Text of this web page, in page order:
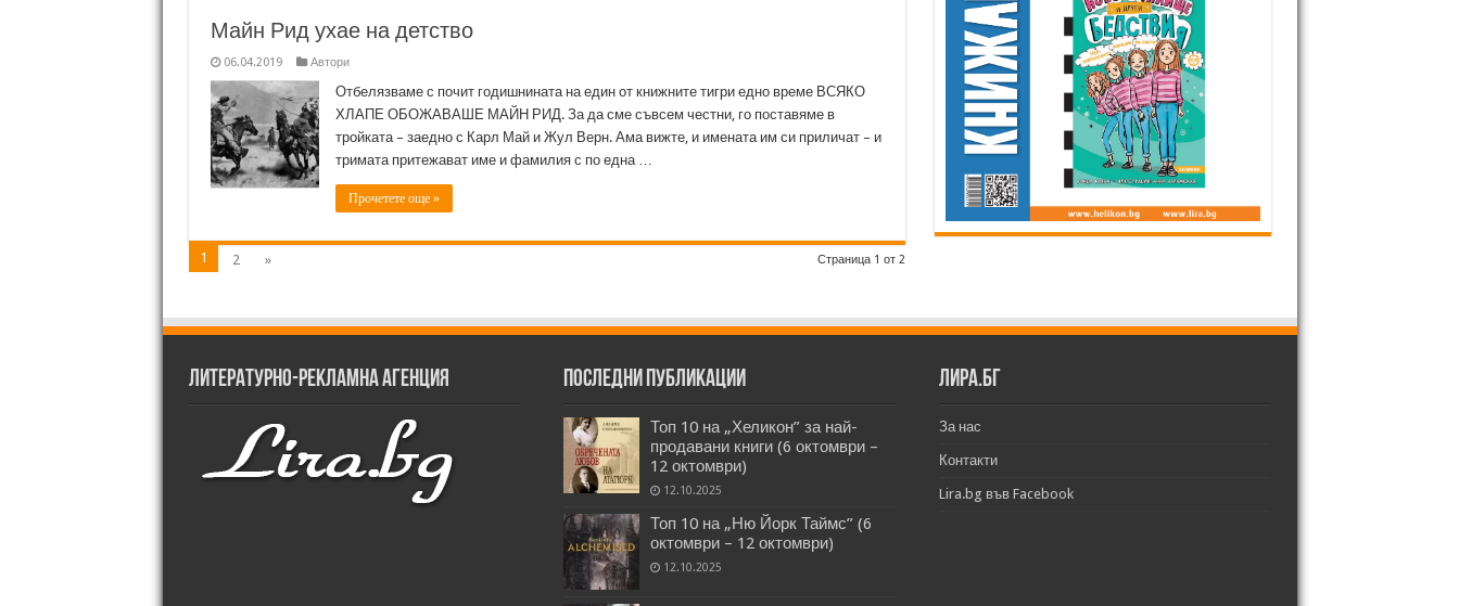
Майн Рид ухае на детство
06.04.2019 Автори
Отбелязваме с почит годишнината на един от книжните тигри едно време ВСЯКО
ХЛАПЕ ОБОЖАВАШЕ МАЙН РИД. За да сме съвсем честни, го поставяме в
тройката – заедно с Карл Май и Жул Верн. Ама вижте, и имената им си приличат – и
тримата притежават име и фамилия с по една …
Прочетете още »
Страница 1 от 2
1 2 »
Литературно-рекламна агенция Последни публикации
Топ 10 на „Хеликон” за най-
продавани книги (6 октомври –
12 октомври)
12.10.2025
Топ 10 на „Ню Йорк Таймс” (6
октомври – 12 октомври)
12.10.2025
Лира.бг
За нас
Контакти
Lira.bg във Facebook